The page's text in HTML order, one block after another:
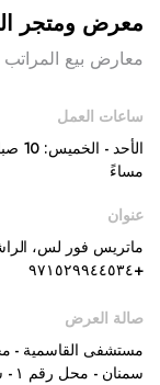
معرض ومتجر
معارض بيع
ساعات العمل
مساءً
عنوان
+٩٧١٥٢٩٩٤٤٥٣٤
صالة العرض
سمنان - محل رقم ١ - سمنان - الشارقة ٠٥٢٨٧٣٨٧٦٩ رقم الهاتف